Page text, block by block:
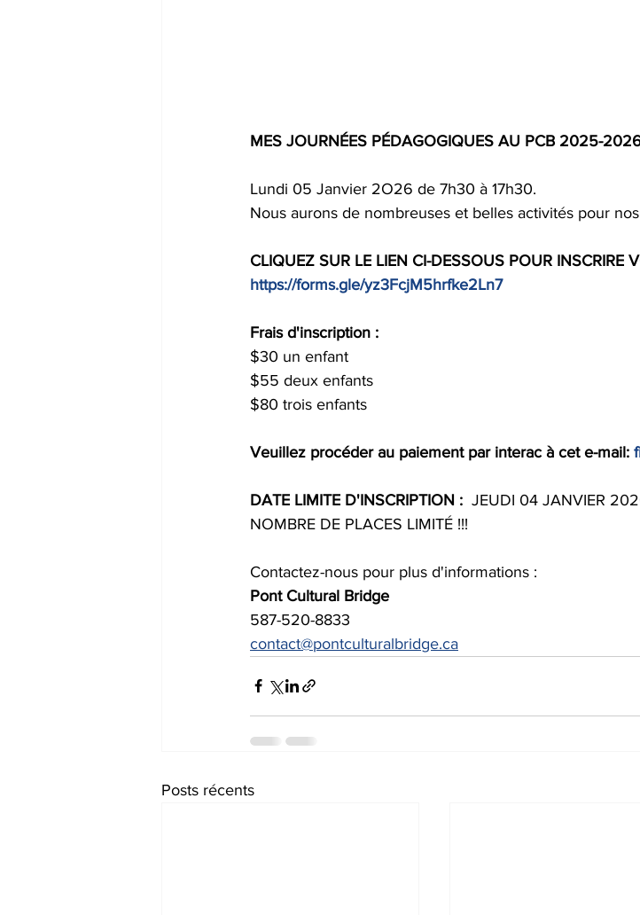
MES JOURNÉES PÉDAGOGIQUES AU PCB 2025-
Lundi 05 Janvier 2O26 de 7h30 à 17h30.
Nous aurons de nombreuses et belles activités pour
CLIQUEZ SUR LE LIEN CI-DESSOUS POUR INSCRIRE
https://forms.gle/yz3FcjM5hrfke2Ln7
Frais d'inscription :
$30 un enfant
$55 deux enfants
$80 trois enfants
Veuillez procéder au paiement par interac à cet e-mail:
DATE LIMITE D'INSCRIPTION : JEUDI 04 JANVIER
NOMBRE DE PLACES LIMITÉ !!!
Contactez-nous pour plus d'informations :
Pont Cultural Bridge
587-520-8833
contact@pontculturalbridge.ca
Posts récents